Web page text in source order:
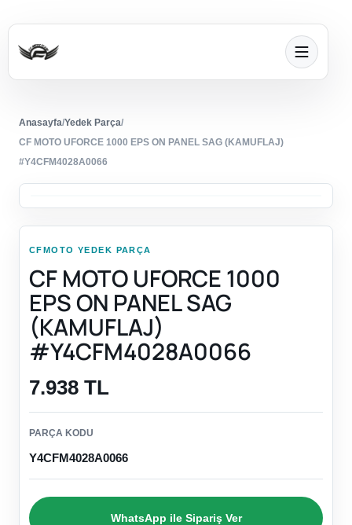
Anasayfa/Yedek Parça/
CF MOTO UFORCE 1000 EPS ON PANEL SAG (KAMUFLAJ)
#Y4CFM4028A0066
CFMOTO YEDEK PARÇA
CF MOTO UFORCE 1000
EPS ON PANEL SAG
(KAMUFLAJ)
#Y4CFM4028A0066
7.938 TL
PARÇA KODU
Y4CFM4028A0066
WhatsApp ile Sipariş Ver